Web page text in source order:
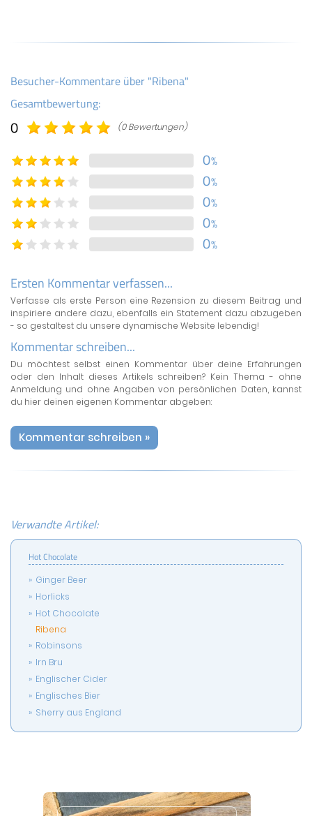
Besucher-Kommentare über "Ribena"
Gesamtbewertung:
0 (0 Bewertungen)
0%
0%
0%
0%
0%
Ersten Kommentar verfassen...
Verfasse als erste Person eine Rezension zu diesem Beitrag und
inspiriere andere dazu, ebenfalls ein Statement dazu abzugeben
- so gestaltest du unsere dynamische Website lebendig!
Kommentar schreiben...
Du möchtest selbst einen Kommentar über deine Erfahrungen
oder den Inhalt dieses Artikels schreiben? Kein Thema - ohne
Anmeldung und ohne Angaben von persönlichen Daten, kannst
du hier deinen eigenen Kommentar abgeben:
Kommentar schreiben »
Verwandte Artikel:
Hot Chocolate
Ginger Beer
Horlicks
Hot Chocolate
Ribena
Robinsons
Irn Bru
Englischer Cider
Englisches Bier
Sherry aus England